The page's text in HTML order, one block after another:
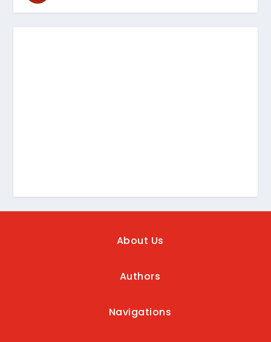
About Us
Authors
Navigations